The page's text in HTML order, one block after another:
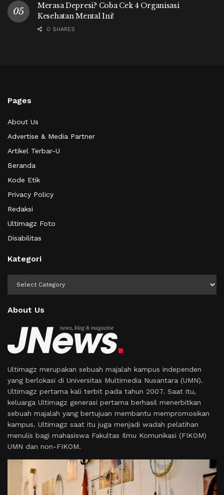
Merasa Depresi? Coba Cek 4 Organisasi
Kesehatan Mental Ini!
0 SHARES
Pages
About Us
Advertise & Media Partner
Artikel Terbar-U
Beranda
Kode Etik
Privacy Policy
Redaksi
Ultimagz Foto
Disabilitas
Kategori
About Us
Ultimagz merupakan sebuah majalah kampus independen
yang berlokasi di Universitas Multimedia Nusantara (UMN).
Ultimagz pertama kali terbit pada tahun 2007. Saat itu,
keluarga Ultimagz generasi pertama berhasil menerbitkan
sebuah majalah yang bertujuan membantu mempromosikan
kampus. Ultimagz saat itu juga menjadi wadah pelatihan
menulis bagi mahasiswa Fakultas Ilmu Komunikasi (FIKOM)
UMN dan non-FIKOM.